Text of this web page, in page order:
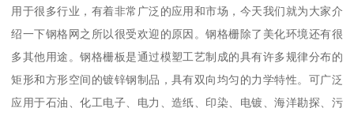
用于很多行业，有着非常广泛的应用和市场，今天我们就为大家介
绍一下钢格网之所以很受欢迎的原因。钢格栅除了美化环境还有很
多其他用途。钢格栅板是通过模塑工艺制成的具有许多规律分布的
矩形和方形空间的镀锌钢制品，具有双向均匀的力学特性。可广泛
应用于石油、化工电子、电力、造纸、印染、电镀、海洋勘探、污